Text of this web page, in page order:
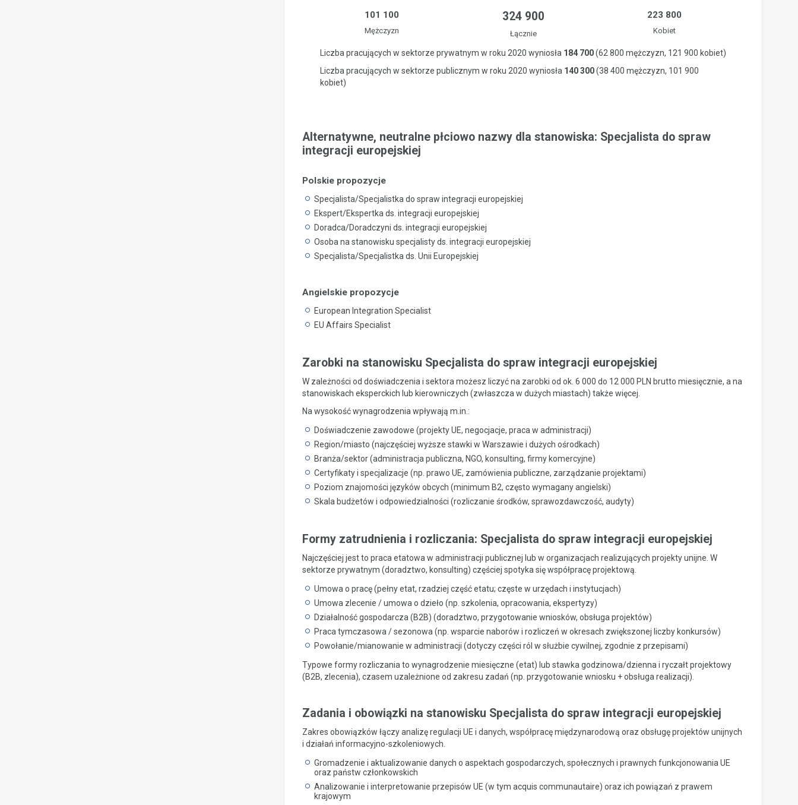
101 100
Mężczyzn
324 900
Łącznie
223 800
Kobiet
Liczba pracujących w sektorze prywatnym w roku 2020 wyniosła 184 700(62 800 mężczyzn, 121 900 kobiet)
Liczba pracujących w sektorze publicznym w roku 2020 wyniosła 140 300(38 400 mężczyzn, 101 900
kobiet)
Alternatywne, neutralne płciowo nazwy dla stanowiska: Specjalista do spraw
integracji europejskiej
Polskie propozycje
Specjalista/Specjalistka do spraw integracji europejskiej
Ekspert/Ekspertka ds. integracji europejskiej
Doradca/Doradczyni ds. integracji europejskiej
Osoba na stanowisku specjalisty ds. integracji europejskiej
Specjalista/Specjalistka ds. Unii Europejskiej
Angielskie propozycje
European Integration Specialist
EU Affairs Specialist
Zarobki na stanowisku Specjalista do spraw integracji europejskiej
W zależności od doświadczenia i sektora możesz liczyć na zarobki od ok. 6 000 do 12 000 PLN brutto miesięcznie, a na
stanowiskach eksperckich lub kierowniczych (zwłaszcza w dużych miastach) także więcej.
Na wysokość wynagrodzenia wpływają m.in.:
Doświadczenie zawodowe (projekty UE, negocjacje, praca w administracji)
Region/miasto (najczęściej wyższe stawki w Warszawie i dużych ośrodkach)
Branża/sektor (administracja publiczna, NGO, konsulting, firmy komercyjne)
Certyfikaty i specjalizacje (np. prawo UE, zamówienia publiczne, zarządzanie projektami)
Poziom znajomości języków obcych (minimum B2, często wymagany angielski)
Skala budżetów i odpowiedzialności (rozliczanie środków, sprawozdawczość, audyty)
Formy zatrudnienia i rozliczania: Specjalista do spraw integracji europejskiej
Najczęściej jest to praca etatowa w administracji publicznej lub w organizacjach realizujących projekty unijne. W
sektorze prywatnym (doradztwo, konsulting) częściej spotyka się współpracę projektową.
Umowa o pracę (pełny etat, rzadziej część etatu; częste w urzędach i instytucjach)
Umowa zlecenie / umowa o dzieło (np. szkolenia, opracowania, ekspertyzy)
Działalność gospodarcza (B2B) (doradztwo, przygotowanie wniosków, obsługa projektów)
Praca tymczasowa / sezonowa (np. wsparcie naborów i rozliczeń w okresach zwiększonej liczby konkursów)
Powołanie/mianowanie w administracji (dotyczy części ról w służbie cywilnej, zgodnie z przepisami)
Typowe formy rozliczania to wynagrodzenie miesięczne (etat) lub stawka godzinowa/dzienna i ryczałt projektowy
(B2B, zlecenia), czasem uzależnione od zakresu zadań (np. przygotowanie wniosku + obsługa realizacji).
Zadania i obowiązki na stanowisku Specjalista do spraw integracji europejskiej
Zakres obowiązków łączy analizę regulacji UE i danych, współpracę międzynarodową oraz obsługę projektów unijnych
i działań informacyjno-szkoleniowych.
Gromadzenie i aktualizowanie danych o aspektach gospodarczych, społecznych i prawnych funkcjonowania UE
oraz państw członkowskich
Analizowanie i interpretowanie przepisów UE (w tym acquis communautaire) oraz ich powiązań z prawem
krajowym